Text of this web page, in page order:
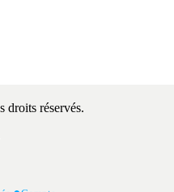
droits réservés.